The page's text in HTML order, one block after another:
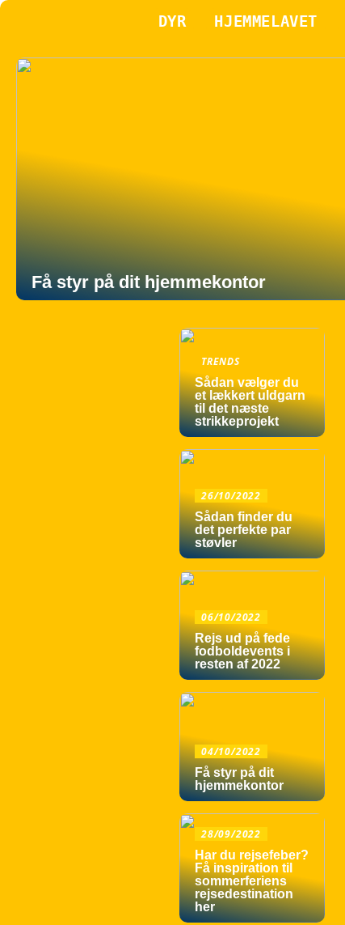
DYR HJEMMELAVET
Få styr på dit hjemmekontor
TRENDS
Sådan vælger du
et lækkert uldgarn
til det næste
strikkeprojekt
26/10/2022
Sådan finder du
det perfekte par
støvler
06/10/2022
Rejs ud på fede
fodboldevents i
resten af 2022
04/10/2022
Få styr på dit
hjemmekontor
28/09/2022
Har du rejsefeber?
Få inspiration til
sommerferiens
rejsedestination
her